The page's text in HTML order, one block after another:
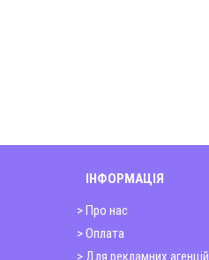
ІНФОРМАЦІЯ
> Про нас
> Оплата
> Для рекламних агенцій